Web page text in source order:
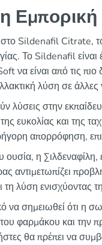
Sildenafil Citrate, το
Το Sildenafil
να είναι από τις
λύση σε
λύσεις στην
ευκολίας και της
απορρόφηση,
η Σιλδεναφίλη,
αντιμετωπίζει
τη λύση
να σημειωθεί ότι η
του φαρμάκου και
θα πρέπει να